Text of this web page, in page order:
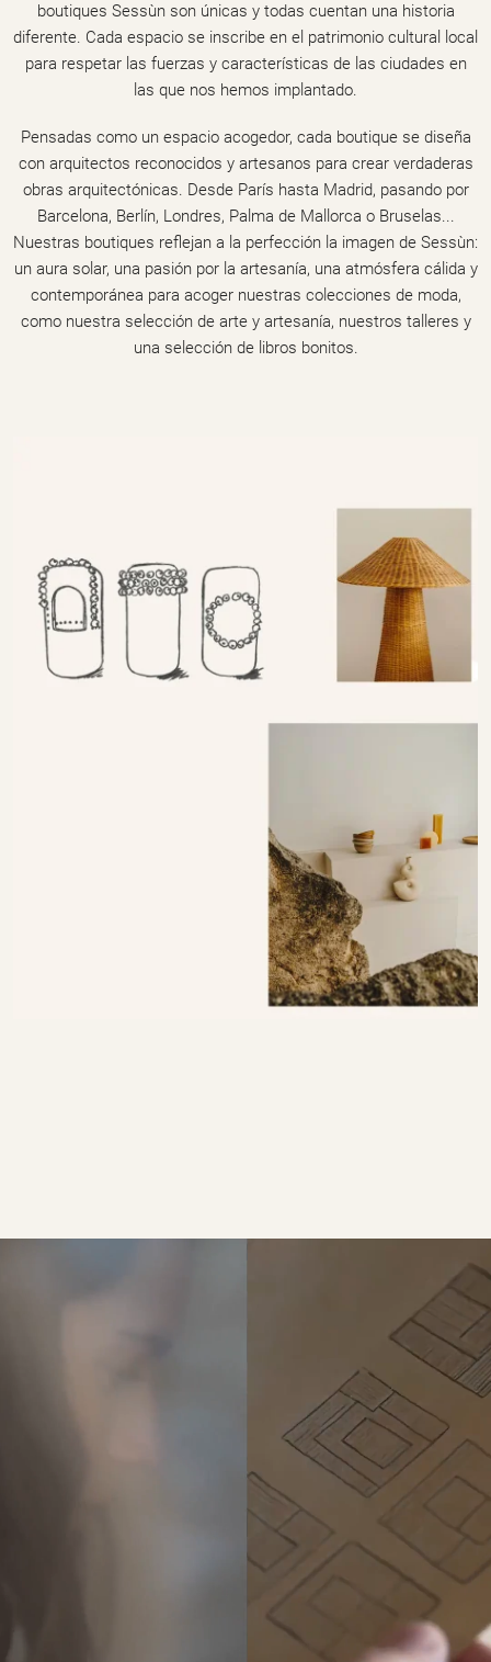
boutiques Sessùn son únicas y todas cuentan una historia
diferente. Cada espacio se inscribe en el patrimonio cultural local
para respetar las fuerzas y características de las ciudades en
las que nos hemos implantado.
Pensadas como un espacio acogedor, cada boutique se diseña
con arquitectos reconocidos y artesanos para crear verdaderas
obras arquitectónicas. Desde París hasta Madrid, pasando por
Barcelona, Berlín, Londres, Palma de Mallorca o Bruselas...
Nuestras boutiques reflejan a la perfección la imagen de Sessùn:
un aura solar, una pasión por la artesanía, una atmósfera cálida y
contemporánea para acoger nuestras colecciones de moda,
como nuestra selección de arte y artesanía, nuestros talleres y
una selección de libros bonitos.